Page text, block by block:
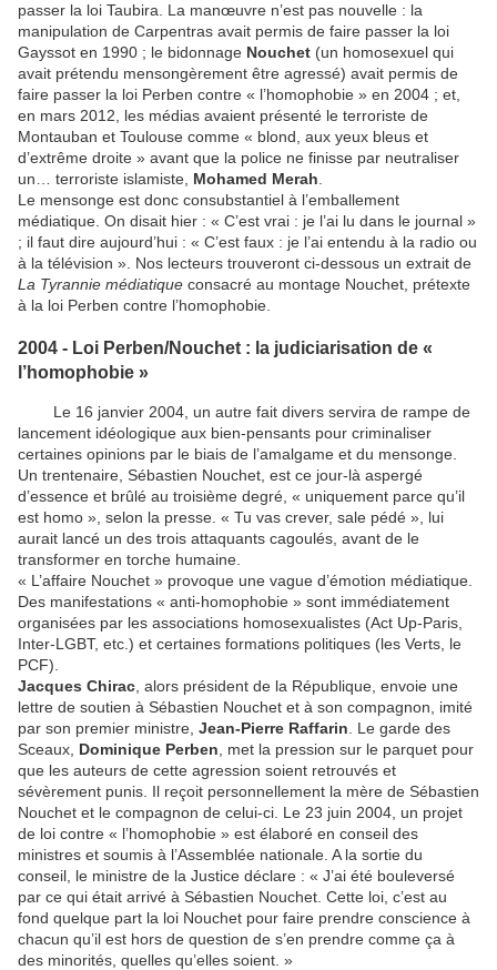
passer la loi Taubira. La manœuvre n’est pas nouvelle : la
manipulation de Carpentras avait permis de faire passer la loi
Gayssot en 1990 ; le bidonnage Nouchet (un homosexuel qui
avait prétendu mensongèrement être agressé) avait permis de
faire passer la loi Perben contre « l’homophobie » en 2004 ; et,
en mars 2012, les médias avaient présenté le terroriste de
Montauban et Toulouse comme « blond, aux yeux bleus et
d’extrême droite » avant que la police ne finisse par neutraliser
un… terroriste islamiste, Mohamed Merah
Le mensonge est donc consubstantiel à l’emballement
médiatique. On disait hier : « C’est vrai : je l’ai lu dans le journal »
; il faut dire aujourd’hui : « C’est faux : je l’ai entendu à la radio ou
à la télévision ». Nos lecteurs trouveront ci-dessous un extrait de
La Tyrannie médiatique consacré au montage Nouchet, prétexte
à la loi Perben contre l’homophobie.
2004 - Loi Perben/Nouchet : la judiciarisation de «
l’homophobie »
Le 16 janvier 2004, un autre fait divers servira de rampe de
lancement idéologique aux bien-pensants pour criminaliser
certaines opinions par le biais de l’amalgame et du mensonge.
Un trentenaire, Sébastien Nouchet, est ce jour-là aspergé
d’essence et brûlé au troisième degré, « uniquement parce qu’il
est homo », selon la presse. « Tu vas crever, sale pédé », lui
aurait lancé un des trois attaquants cagoulés, avant de le
transformer en torche humaine.
« L’affaire Nouchet » provoque une vague d’émotion médiatique.
Des manifestations « anti-homophobie » sont immédiatement
organisées par les associations homosexualistes (Act Up-Paris,
Inter-LGBT, etc.) et certaines formations politiques (les Verts, le
PCF).
Jacques Chirac , alors président de la République, envoie une
lettre de soutien à Sébastien Nouchet et à son compagnon, imité
par son premier ministre, Jean-Pierre Raffarin . Le garde des
Sceaux, Dominique Perben , met la pression sur le parquet pour
que les auteurs de cette agression soient retrouvés et
sévèrement punis. Il reçoit personnellement la mère de Sébastien
Nouchet et le compagnon de celui-ci. Le 23 juin 2004, un projet
de loi contre « l’homophobie » est élaboré en conseil des
ministres et soumis à l’Assemblée nationale. A la sortie du
conseil, le ministre de la Justice déclare : « J’ai été bouleversé
par ce qui était arrivé à Sébastien Nouchet. Cette loi, c’est au
fond quelque part la loi Nouchet pour faire prendre conscience à
chacun qu’il est hors de question de s’en prendre comme ça à
des minorités, quelles qu’elles soient. »